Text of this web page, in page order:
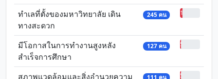
ทำเลที่ตั้งของมหาวิทยาลัย เดิน
ทางสะดวก
245 คน 11.32%
มีโอกาสในการทำงานสูงหลัง
สำเร็จการศึกษา
127 คน 5.87%
สภาพแวดล้อมและสิ่งอำนวยความ 111 คน 5.13%